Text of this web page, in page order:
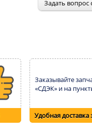
Заказывайте
«СДЭК» и на
Удобная доставка